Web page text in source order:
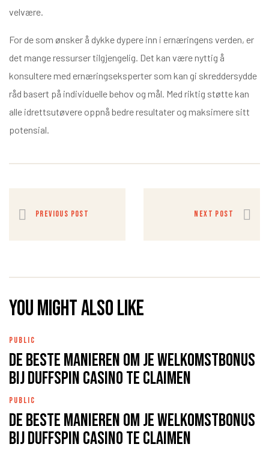
velvære.
For de som ønsker å dykke dypere inn i ernæringens verden, er
det mange ressurser tilgjengelig. Det kan være nyttig å
konsultere med ernæringseksperter som kan gi skreddersydde
råd basert på individuelle behov og mål. Med riktig støtte kan
alle idrettsutøvere oppnå bedre resultater og maksimere sitt
potensial.
PREVIOUS POST NEXT POST
You might also like
PUBLIC
De beste manieren om je welkomstbonus
bij DuffSpin Casino te claimen
PUBLIC
De beste manieren om je welkomstbonus
bij DuffSpin Casino te claimen